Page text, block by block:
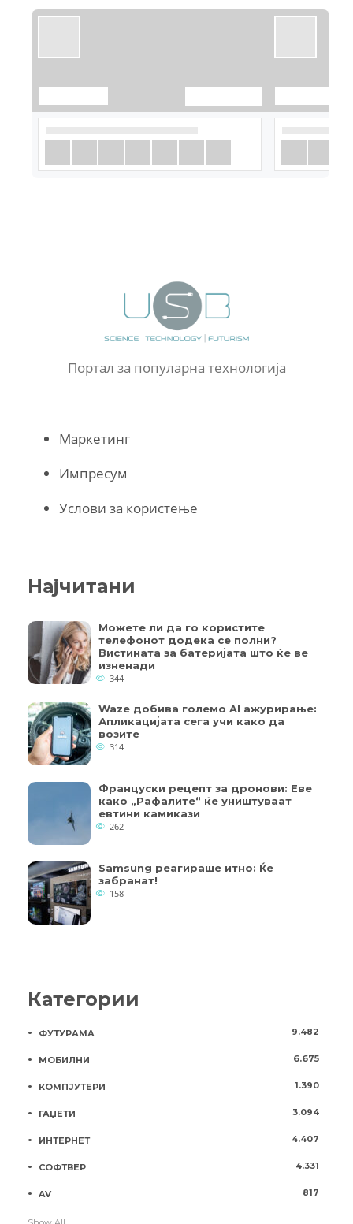
Портал за популарна технологија
Маркетинг
Импресум
Услови за користење
Најчитани
Можете ли да го користите
телефонот додека се полни?
Вистината за батеријата што ќе ве
изненади
344
Waze добива големо AI ажурирање:
Апликацијата сега учи како да
возите
314
Француски рецепт за дронови: Еве
како „Рафалите“ ќе уништуваат
евтини камикази
262
Samsung реагираше итно: Ќе
забранат!
158
Категории
ФУТУРАМА 9.482
МОБИЛНИ 6.675
КОМПЈУТЕРИ 1.390
ГАЏЕТИ 3.094
ИНТЕРНЕТ 4.407
СОФТВЕР 4.331
AV 817